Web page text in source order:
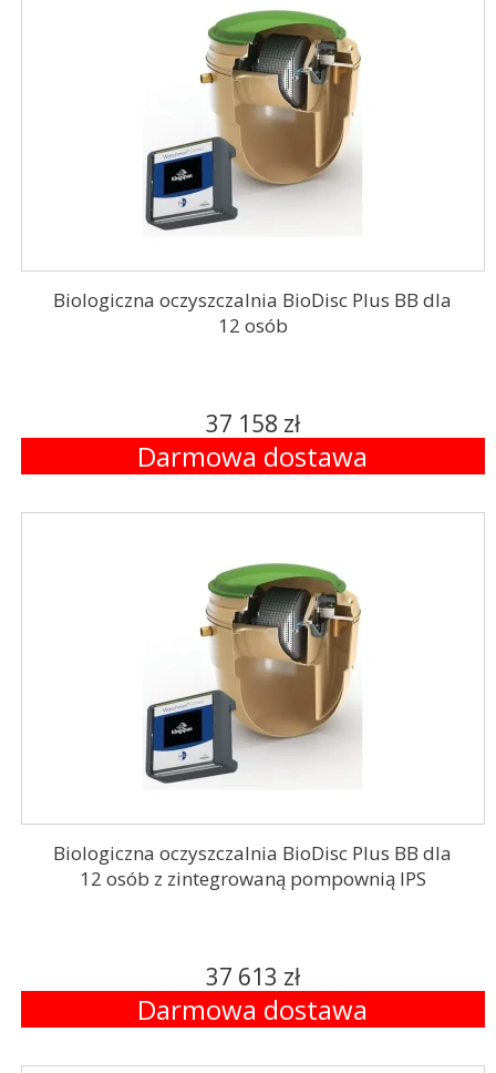
Biologiczna oczyszczalnia BioDisc Plus BB dla
12 osób
37 158 zł
Darmowa dostawa
Biologiczna oczyszczalnia BioDisc Plus BB dla
12 osób z zintegrowaną pompownią IPS
37 613 zł
Darmowa dostawa